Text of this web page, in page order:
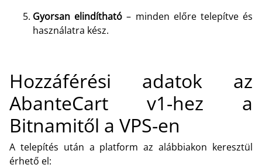
Gyorsan elindítható – minden előre telepítve és
használatra kész.
Hozzáférési adatok az
AbanteCart v1-hez a
Bitnamitől a VPS-en
A telepítés után a platform az alábbiakon keresztül
érhető el: